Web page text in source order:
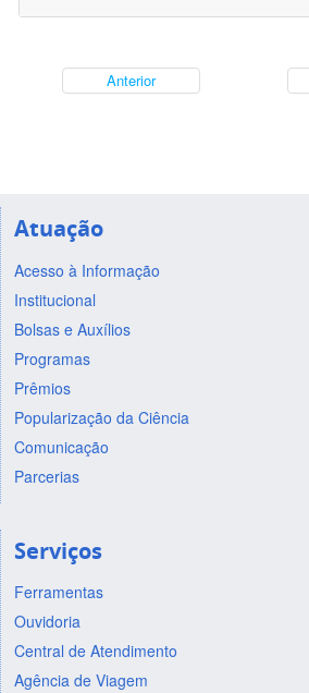
Anterior
Atuação
Acesso à Informação
Institucional
Bolsas e Auxílios
Programas
Prêmios
Popularização da Ciência
Comunicação
Parcerias
Serviços
Ferramentas
Ouvidoria
Central de Atendimento
Agência de Viagem